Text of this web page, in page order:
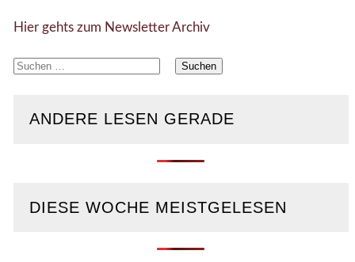
Hier gehts zum Newsletter Archiv
Suchen
ANDERE LESEN GERADE
DIESE WOCHE MEISTGELESEN